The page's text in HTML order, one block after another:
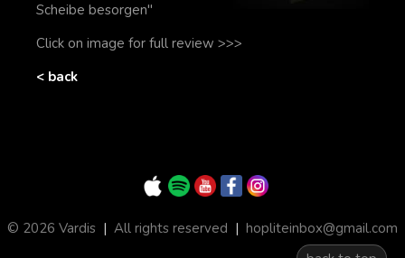
Scheibe besorgen"
Click on image for full review >>>
< back
© 2026 Vardis | All rights reserved | hopliteinbox@gmail.com